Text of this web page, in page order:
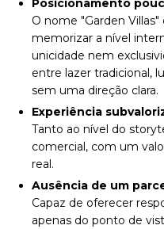
Posicionamento
O nome "Garden
memorizar a nível
unicidade nem
entre lazer tradicional,
sem uma direção clara.
Experiência
Tanto ao nível do
comercial, com um
real.
Ausência de um
Capaz de oferecer
apenas do ponto de